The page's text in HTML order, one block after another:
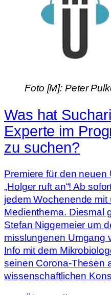
Foto [M]: Peter
Was hat
Experte im
zu suchen?
Premiere für den
„Holger ruft an“! Ab
jedem Wochenende
Medienthema. Diesmal
Stefan Niggemeier um
misslungenen Umgang
Info mit dem
seinen Corona-Thesen
wissenschaftlichen